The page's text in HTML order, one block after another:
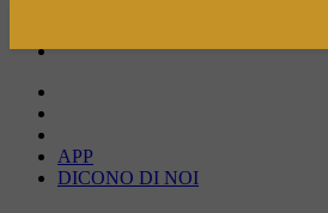
APP
DICONO DI NOI